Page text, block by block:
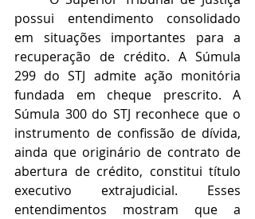
possui entendimento consolidado
em situações importantes para a
recuperação de crédito. A Súmula
299 do STJ admite ação monitória
fundada em cheque prescrito. A
Súmula 300 do STJ reconhece que o
instrumento de confissão de dívida,
ainda que originário de contrato de
abertura de crédito, constitui título
executivo extrajudicial. Esses
entendimentos mostram que a